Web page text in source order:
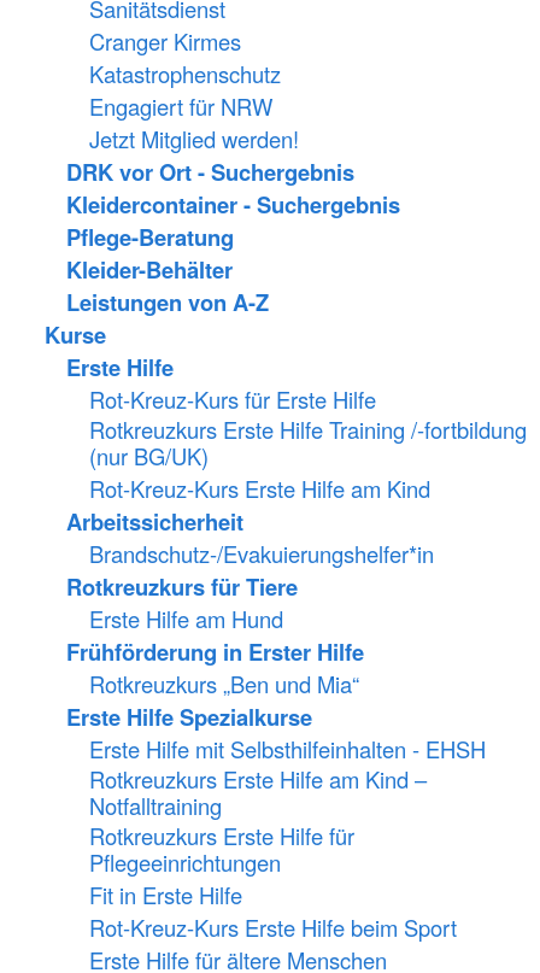
Sanitätsdienst
Cranger Kirmes
Katastrophenschutz
Engagiert für NRW
Jetzt Mitglied werden!
DRK vor Ort - Suchergebnis
Kleidercontainer - Suchergebnis
Pflege-Beratung
Kleider-Behälter
Leistungen von A-Z
Kurse
Erste Hilfe
Rot-Kreuz-Kurs für Erste Hilfe
Rotkreuzkurs Erste Hilfe Training /-fortbildung
(nur BG/UK)
Rot-Kreuz-Kurs Erste Hilfe am Kind
Arbeitssicherheit
Brandschutz-/Evakuierungshelfer*in
Rotkreuzkurs für Tiere
Erste Hilfe am Hund
Frühförderung in Erster Hilfe
Rotkreuzkurs „Ben und Mia“
Erste Hilfe Spezialkurse
Erste Hilfe mit Selbsthilfeinhalten - EHSH
Rotkreuzkurs Erste Hilfe am Kind –
Notfalltraining
Rotkreuzkurs Erste Hilfe für
Pflegeeinrichtungen
Fit in Erste Hilfe
Rot-Kreuz-Kurs Erste Hilfe beim Sport
Erste Hilfe für ältere Menschen